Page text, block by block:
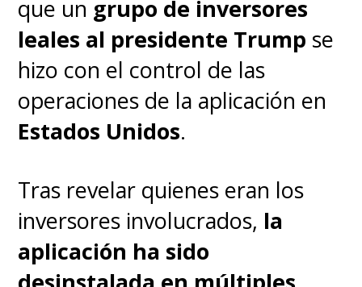
mientras la Corte Suprema de
EEUU realiza una revisión de la
misma.
Moolenaar (republicano y
presidente del comité
gubernamental de EEUU sobre
China) y Raja Krishnamoorthi
que un grupo de inversores
leales al presidente Trump se
hizo con el control de las
operaciones de la aplicación en
Estados Unidos.
Tras revelar quienes eran los
inversores involucrados, la
aplicación ha sido